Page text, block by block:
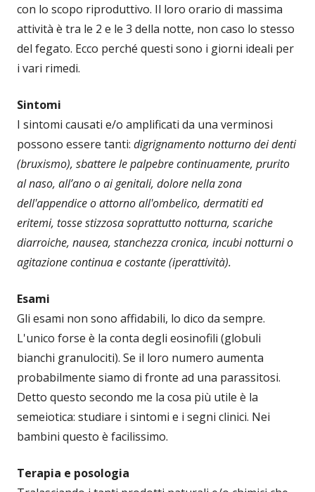
con lo scopo riproduttivo. Il loro orario di massima
attività è tra le 2 e le 3 della notte, non caso lo stesso
del fegato. Ecco perché questi sono i giorni ideali per
i vari rimedi.
Sintomi
I sintomi causati e/o amplificati da una verminosi
possono essere tanti: digrignamento notturno dei denti
(bruxismo), sbattere le palpebre continuamente, prurito
al naso, all’ano o ai genitali, dolore nella zona
dell'appendice o attorno all'ombelico, dermatiti ed
eritemi, tosse stizzosa soprattutto notturna, scariche
diarroiche, nausea, stanchezza cronica, incubi notturni o
agitazione continua e costante (iperattività).
Esami
Gli esami non sono affidabili, lo dico da sempre.
L'unico forse è la conta degli eosinofili (globuli
bianchi granulociti). Se il loro numero aumenta
probabilmente siamo di fronte ad una parassitosi.
Detto questo secondo me la cosa più utile è la
semeiotica: studiare i sintomi e i segni clinici. Nei
bambini questo è facilissimo.
Terapia e posologia